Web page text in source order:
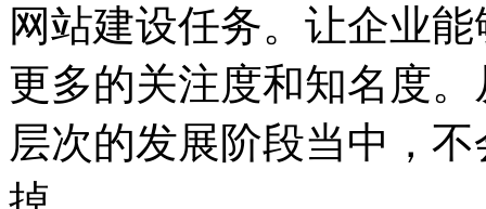
网站建设任务。让企业
更多的关注度和知名度
层次的发展阶段当中，